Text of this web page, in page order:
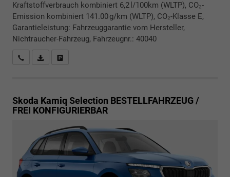
Kraftstoffverbrauch kombiniert 6,2 l/100km (WLTP), CO₂-
Emission kombiniert 141.00 g/km (WLTP), CO₂-Klasse E,
Garantieleistung: Fahrzeuggarantie vom Hersteller,
Nichtraucher-Fahrzeug, Fahrzeugnr.: 40040
Rückrufbitte absenden
PDF-Datei, Fahrzeugexposé drucken
Skoda Kamiq Selection BESTELLFAHRZEUG /
FREI KONFIGURIERBAR